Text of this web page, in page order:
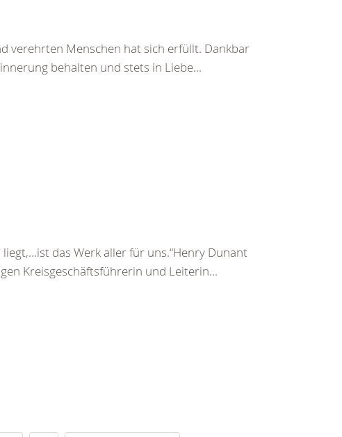
verehrten Menschen hat sich erfüllt. Dankbar
behalten und stets in Liebe...
das Werk aller für uns.“Henry Dunant
Kreisgeschäftsführerin und Leiterin...